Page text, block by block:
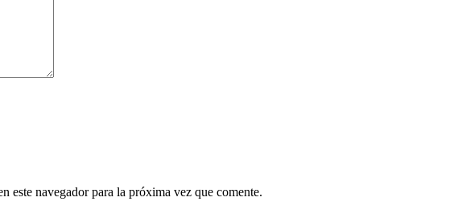
este navegador para la próxima vez que comente.